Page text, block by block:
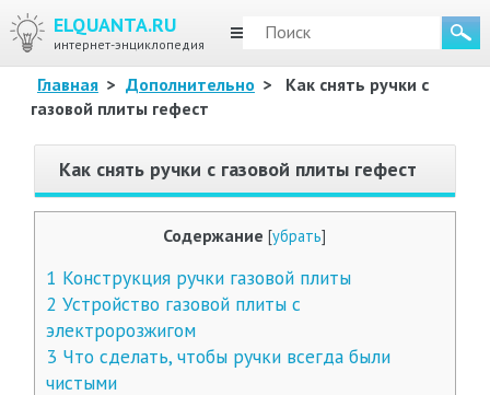
ELQUANTA.RU
интернет-энциклопедия
МЕНЮ
Главная > Дополнительно >
Как снять ручки с
газовой плиты гефест
Как снять ручки с газовой плиты гефест
Содержание [убрать]
1 Конструкция ручки газовой плиты
2 Устройство газовой плиты с
электророзжигом
3 Что сделать, чтобы ручки всегда были
чистыми